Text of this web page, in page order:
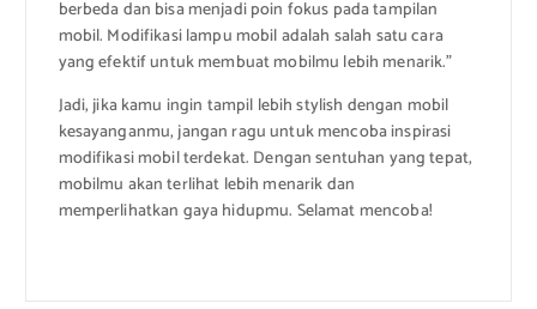
berbeda dan bisa menjadi poin fokus pada tampilan
mobil. Modifikasi lampu mobil adalah salah satu cara
yang efektif untuk membuat mobilmu lebih menarik.”
Jadi, jika kamu ingin tampil lebih stylish dengan mobil
kesayanganmu, jangan ragu untuk mencoba inspirasi
modifikasi mobil terdekat. Dengan sentuhan yang tepat,
mobilmu akan terlihat lebih menarik dan
memperlihatkan gaya hidupmu. Selamat mencoba!